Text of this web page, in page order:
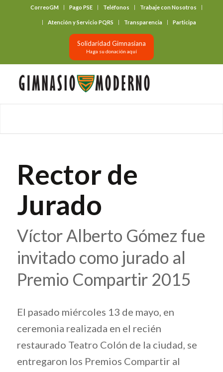
CorreoGM Pago PSE Teléfonos Trabaje con Nosotros
Atención y Servicio PQRS Transparencia Participa
Solidaridad Gimnasiana
Haga su donación aquí
Rector de
Jurado
Víctor Alberto Gómez fue
invitado como jurado al
Premio Compartir 2015
El pasado miércoles 13 de mayo, en
ceremonia realizada en el recién
restaurado Teatro Colón de la ciudad, se
entregaron los Premios Compartir al